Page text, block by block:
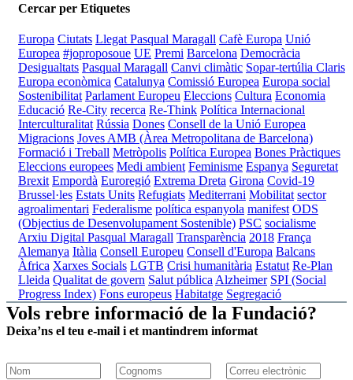
Cercar per Etiquetes
Europa Ciutats Llegat Pasqual Maragall Cafè Europa Unió
Europea #joproposoue UE Premi Barcelona Democràcia
Desigualtats Pasqual Maragall Canvi climàtic Sopar-tertúlia Claris
Europa econòmica Catalunya Comissió Europea Europa social
Sostenibilitat Parlament Europeu Eleccions Cultura Economia
Educació Re-City recerca Re-Think Política Internacional
Interculturalitat Rússia Dones Consell de la Unió Europea
Migracions Joves AMB (Àrea Metropolitana de Barcelona)
Formació i Treball Metròpolis Política Europea Bones Pràctiques
Eleccions europees Medi ambient Feminisme Espanya Seguretat
Brexit Empordà Euroregió Extrema Dreta Girona Covid-19
Brussel·les Estats Units Refugiats Mediterrani Mobilitat sector
agroalimentari Federalisme política espanyola manifest ODS
(Objectius de Desenvolupament Sostenible) PSC socialisme
Arxiu Digital Pasqual Maragall Transparència 2018 França
Alemanya Itàlia Consell Europeu Consell d'Europa Balcans
Àfrica Xarxes Socials LGTB Crisi humanitària Estatut Re-Plan
Lleida Qualitat de govern Salut pública Alzheimer SPI (Social
Progress Index) Fons europeus Habitatge Segregació
Vols rebre informació de la Fundació?
Deixa’ns el teu e-mail i et mantindrem informat